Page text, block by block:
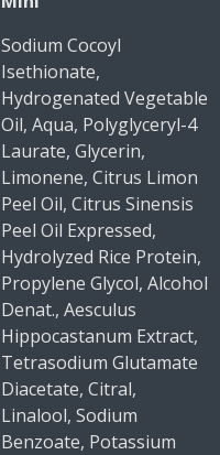
Sodium Cocoyl
Isethionate,
Hydrogenated Vegetable
Oil, Aqua, Polyglyceryl-4
Laurate, Glycerin,
Limonene, Citrus Limon
Peel Oil, Citrus Sinensis
Peel Oil Expressed,
Hydrolyzed Rice Protein,
Propylene Glycol, Alcohol
Denat., Aesculus
Hippocastanum Extract,
Tetrasodium Glutamate
Diacetate, Citral,
Linalool, Sodium
Benzoate, Potassium